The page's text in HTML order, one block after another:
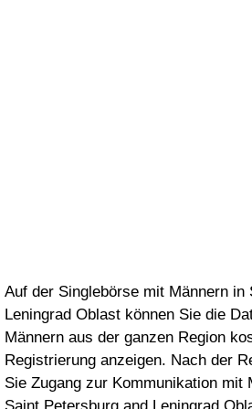
Auf der Singlebörse mit Männern in
Leningrad Oblast können Sie die
Männern aus der ganzen Region
Registrierung anzeigen. Nach der
Sie Zugang zur Kommunikation mit